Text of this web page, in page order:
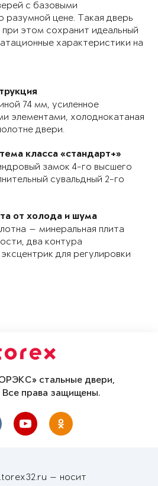
с базовыми
разумной цене. Такая дверь
этом сохранит идеальный
характеристики на
74 мм, усиленное
элементами, холоднокатаная
двери.
класса «стандарт+»
замок 4-го высшего
сувальдный 2-го
от холода и шума
— минеральная плита
два контура
для регулировки
стальные двери,
Все права защищены.
— носит